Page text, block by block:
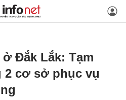
Đắk Lắk: Tạm
cơ sở phục vụ